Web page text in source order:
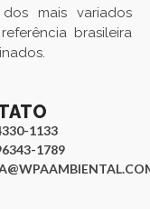
mais variados
brasileira
1133
1789